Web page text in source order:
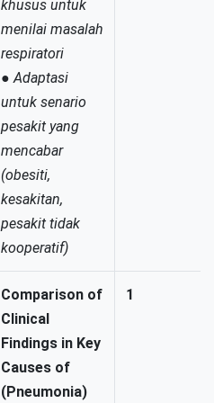
khusus untuk
menilai masalah
respiratori
●Adaptasi
untuk senario
pesakit yang
mencabar
(obesiti,
kesakitan,
pesakit tidak
kooperatif)
Comparison of
Clinical
Findings in Key
Causes of
(Pneumonia)
1